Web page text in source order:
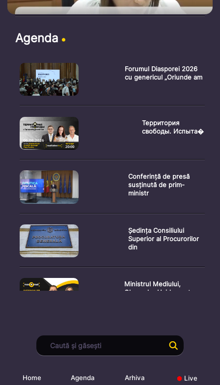
Agenda
Forumul Diasporei 2026
cu genericul „Oriunde am
Территория
свободы. Испыта�
Conferință de presă
susținută de prim-
ministr
Ședința Consiliului
Superior al Procurorilor
din
Ministrul Mediului,
Gheorghe Hajder, este
Consultări publice privind
proiectul de lege pent
Home Agenda Arhiva Live